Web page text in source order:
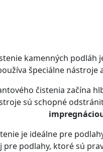
kamenných podláh
špeciálne
čistenia začína
sú schopné
je ideálne pre
pre podlahy, ktoré sú